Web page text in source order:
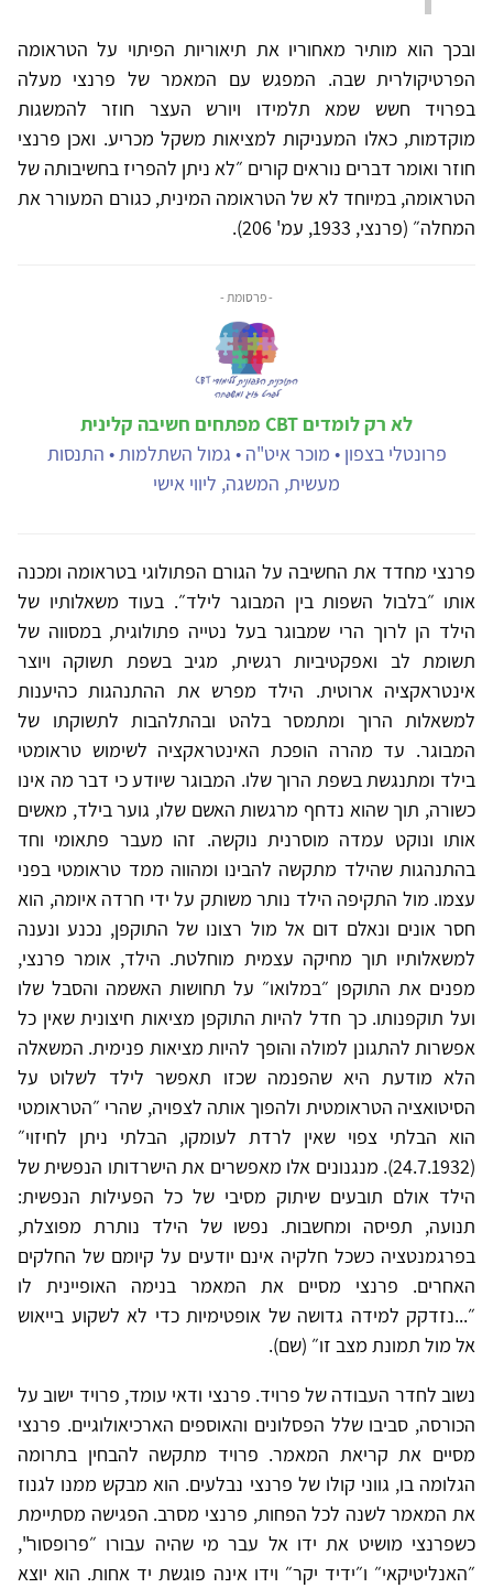
ובכך הוא מותיר מאחוריו את תיאוריות הפיתוי על הטראומה
הפרטיקולרית שבה. המפגש עם המאמר של פרנצי מעלה
בפרויד חשש שמא תלמידו ויורש העצר חוזר להמשגות
מוקדמות, כאלו המעניקות למציאות משקל מכריע. ואכן פרנצי
חוזר ואומר דברים נוראים קורים ״לא ניתן להפריז בחשיבותה של
הטראומה, במיוחד לא של הטראומה המינית, כגורם המעורר את
המחלה״ (פרנצי, 1933, עמ' 206).
- פרסומת -
לא רק לומדים CBT מפתחים חשיבה קלינית
פרונטלי בצפון • מוכר איט"ה • גמול השתלמות • התנסות
מעשית, המשגה, ליווי אישי
פרנצי מחדד את החשיבה על הגורם הפתולוגי בטראומה ומכנה
אותו ״בלבול השפות בין המבוגר לילד״. בעוד משאלותיו של
הילד הן לרוך הרי שמבוגר בעל נטייה פתולוגית, במסווה של
תשומת לב ואפקטיביות רגשית, מגיב בשפת תשוקה ויוצר
אינטראקציה ארוטית. הילד מפרש את ההתנהגות כהיענות
למשאלות הרוך ומתמסר בלהט ובהתלהבות לתשוקתו של
המבוגר. עד מהרה הופכת האינטראקציה לשימוש טראומטי
בילד ומתנגשת בשפת הרוך שלו. המבוגר שיודע כי דבר מה אינו
כשורה, תוך שהוא נדחף מרגשות האשם שלו, גוער בילד, מאשים
אותו ונוקט עמדה מוסרנית נוקשה. זהו מעבר פתאומי וחד
בהתנהגות שהילד מתקשה להבינו ומהווה ממד טראומטי בפני
עצמו. מול התקיפה הילד נותר משותק על ידי חרדה איומה, הוא
חסר אונים ונאלם דום אל מול רצונו של התוקפן, נכנע ונענה
למשאלותיו תוך מחיקה עצמית מוחלטת. הילד, אומר פרנצי,
מפנים את התוקפן ״במלואו״ על תחושות האשמה והסבל שלו
ועל תוקפנותו. כך חדל להיות התוקפן מציאות חיצונית שאין כל
אפשרות להתגונן למולה והופך להיות מציאות פנימית. המשאלה
הלא מודעת היא שהפנמה שכזו תאפשר לילד לשלוט על
הסיטואציה הטראומטית ולהפוך אותה לצפויה, שהרי ״הטראומטי
הוא הבלתי צפוי שאין לרדת לעומקו, הבלתי ניתן לחיזוי״
(24.7.1932). מנגנונים אלו מאפשרים את הישרדותו הנפשית של
הילד אולם תובעים שיתוק מסיבי של כל הפעילות הנפשית:
תנועה, תפיסה ומחשבות. נפשו של הילד נותרת מפוצלת,
בפרגמנטציה כשכל חלקיה אינם יודעים על קיומם של החלקים
האחרים. פרנצי מסיים את המאמר בנימה האופיינית לו
״...נזדקק למידה גדושה של אופטימיות כדי לא לשקוע בייאוש
אל מול תמונת מצב זו״ (שם).
נשוב לחדר העבודה של פרויד. פרנצי ודאי עומד, פרויד ישוב על
הכורסה, סביבו שלל הפסלונים והאוספים הארכיאולוגיים. פרנצי
מסיים את קריאת המאמר. פרויד מתקשה להבחין בתרומה
הגלומה בו, גווני קולו של פרנצי נבלעים. הוא מבקש ממנו לגנוז
את המאמר לשנה לכל הפחות, פרנצי מסרב. הפגישה מסתיימת
כשפרנצי מושיט את ידו אל עבר מי שהיה עבורו ״פרופסור",
״האנליטיקאי״ ו״ידיד יקר״ וידו אינה פוגשת יד אחות. הוא יוצא